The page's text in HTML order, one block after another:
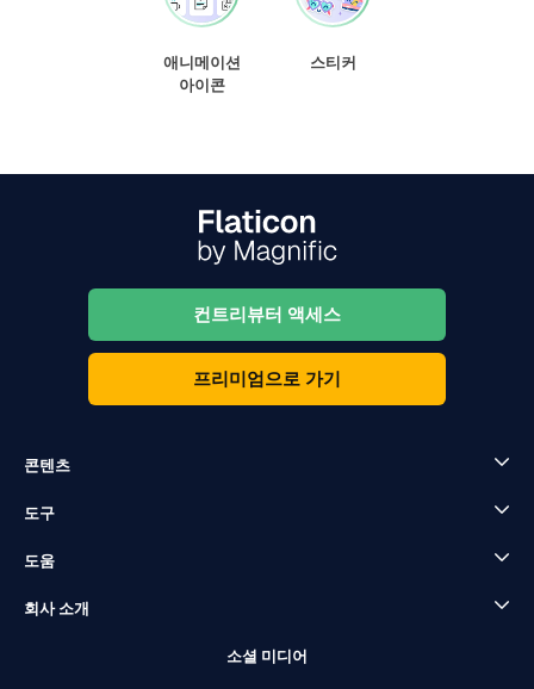
애니메이션
아이콘
스티커
컨트리뷰터 액세스
프리미엄으로 가기
콘텐츠
도구
도움
회사 소개
소셜 미디어